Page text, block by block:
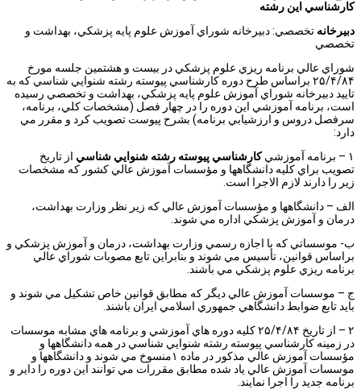
كارشناسي اين رشته
دبيرخانه تخصصي: دبيرخانه شوراي آموزش علوم پايه پزشكي، بهداشت و
تخصصي
شوراي عالي برنامه ريزي علوم پزشكي در بيست و هشتمين جلسه مورخ
۲۵/۴/۸۴ براساس طرح دوره كارشناسي پيوسته رشته شنوايي شناسي كه به
تاييد دبيرخانه شوراي آموزش علوم پايه پزشكي، بهداشت و تخصصي رسيده
است، برنامه آموزشي اين دوره را در چهار فصل (مشخصات كلي، برنامه،
سرفصل دروس و ارزشيابي برنامه) بشرح پيوست تصويب كرد و مقرر مي
دارد:
۱ – برنامه آموزشي
كارشناسي پيوسته رشته شنوايي شناسي از تاريخ
تصويب براي كليه دانشگاهها و مؤسسات آموزش عالي كشور كه مشخصات
زير را دارند لازم الاجرا است.
الف – دانشگاهها و مؤسسات آموزش عالي كه زير نظر وزارت بهداشت،
درمان و آموزش پزشكي اداره مي شوند.
ب- موسساتي كه با اجازه رسمي وزارت بهداشت، درمان و آموزش پزشكي و
براساس قوانين، تأسيس مي شوند و بنابراين تابع مصوبات شوراي عالي
برنامه ريزي علوم پزشكي مي باشند.
ج – موسسات آموزش عالي ديگر كه مطابق قوانين خاص تشكيل مي شوند و
بايد تابع ضوابط دانشگاهي جمهوري اسلامي ايران باشند.
۲ – از تاريخ ۲۵/۴/۸۴ كليه دوره هاي آموزشي و برنامه هاي مشابه موسسات
در زمينه كارشناسي پيوسته رشته شنوايي شناسي در همه دانشگاهها و
مؤسسات آموزش عالي مذكور در ماده ۱منسوخ مي شوند و دانشگاهها و
موسسات آموزش عالي ياد شده مطابق مقررات مي توانند اين دوره را داير و
برنامه جديد را اجرا نمايند.